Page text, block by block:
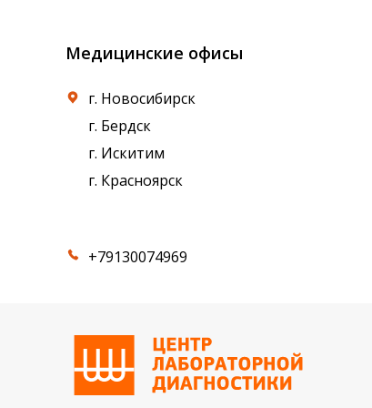
Медицинские офисы
г. Новосибирск
г. Бердск
г. Искитим
г. Красноярск
+79130074969